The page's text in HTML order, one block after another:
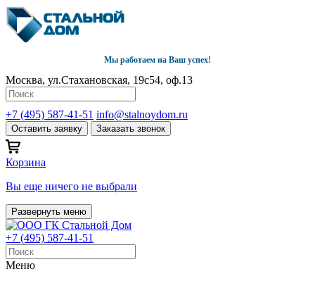
Мы работаем на Ваш успех!
Москва, ул.Стахановская, 19с54, оф.13
+7 (495) 587-41-51 info@stalnoydom.ru
Оставить заявку Заказать звонок
Корзина
Вы еще ничего не выбрали
Развернуть меню
+7 (495) 587-41-51
Меню